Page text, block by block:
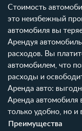
Стоимость
это неизбежный
автомобиля вы
Арендуя
расходов. Вы
автомобилем, что
расходы и
Аренда авто:
Аренда автомобиля
только удобно, но и
Преимущества